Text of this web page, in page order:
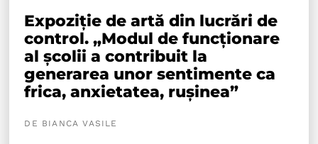
Expoziție de artă din lucrări de
control. „Modul de funcționare
al școlii a contribuit la
generarea unor sentimente ca
frica, anxietatea, rușinea”
DE BIANCA VASILE